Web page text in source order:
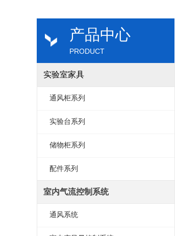
实验室家具
通风柜系列
实验台系列
储物柜系列
配件系列
室内气流控制系统
通风系统
产品中心
PRODUCT